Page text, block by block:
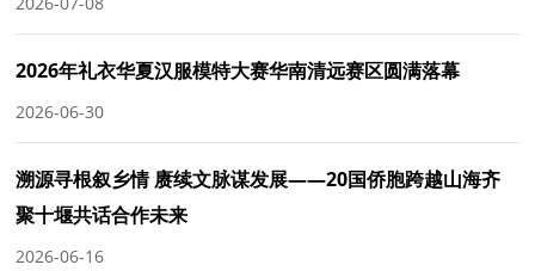
2026年礼衣华夏汉服模特大赛华南清远赛区圆满落幕
2026-06-30
溯源寻根叙乡情 赓续文脉谋发展——20国侨胞跨越山海齐
聚十堰共话合作未来
2026-06-16